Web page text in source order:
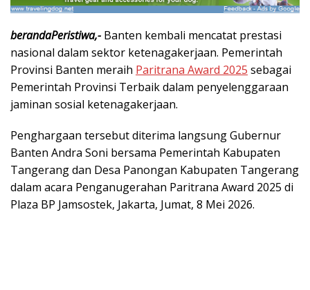
berandaPeristiwa,- Banten kembali mencatat prestasi
nasional dalam sektor ketenagakerjaan. Pemerintah
Provinsi Banten meraih Paritrana Award 2025 sebagai
Pemerintah Provinsi Terbaik dalam penyelenggaraan
jaminan sosial ketenagakerjaan.
Penghargaan tersebut diterima langsung Gubernur
Banten Andra Soni bersama Pemerintah Kabupaten
Tangerang dan Desa Panongan Kabupaten Tangerang
dalam acara Penganugerahan Paritrana Award 2025 di
Plaza BP Jamsostek, Jakarta, Jumat, 8 Mei 2026.